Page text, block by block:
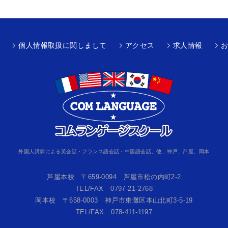
個人情報取扱に関しまして アクセス 求人情報
外国人講師による英会話・フランス語会話・中国語会話、他、神戸、芦屋、岡本
芦屋本校 〒659-0094 芦屋市松の内町2-2
TEL/FAX 0797-21-2768
岡本校 〒658-0003 神戸市東灘区本山北町3-5-19
TEL/FAX 078-411-1197